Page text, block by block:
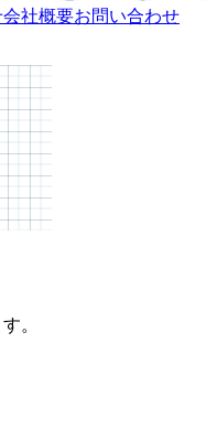
会社概要お問い合わせ
。